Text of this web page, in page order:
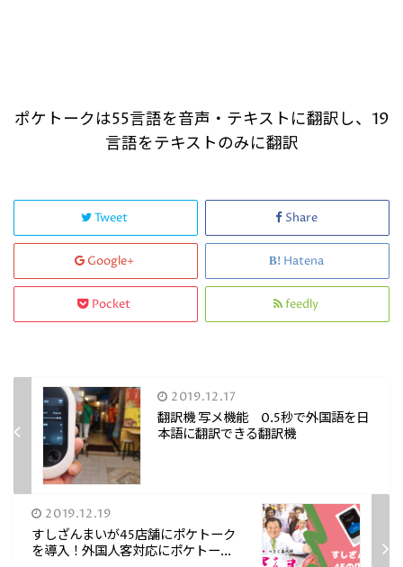
ポケトークは55言語を音声・テキストに翻訳し、19
言語をテキストのみに翻訳
Tweet Share
Google+ Hatena
Pocket feedly
2019.12.17
翻訳機 写メ機能 0.5秒で外国語を日
本語に翻訳できる翻訳機
2019.12.19
すしざんまいが45店舗にポケトーク
を導入！外国人客対応にポケトー...